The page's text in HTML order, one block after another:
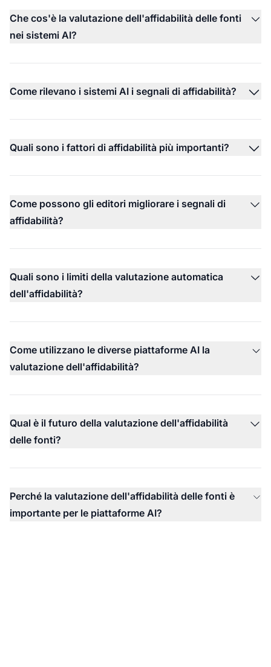
Che cos'è la valutazione dell'affidabilità delle fonti
nei sistemi AI?
Come rilevano i sistemi AI i segnali di affidabilità?
Quali sono i fattori di affidabilità più importanti?
Come possono gli editori migliorare i segnali di
affidabilità?
Quali sono i limiti della valutazione automatica
dell'affidabilità?
Come utilizzano le diverse piattaforme AI la
valutazione dell'affidabilità?
Qual è il futuro della valutazione dell'affidabilità
delle fonti?
Perché la valutazione dell'affidabilità delle fonti è
importante per le piattaforme AI?